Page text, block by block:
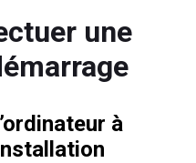
une
à